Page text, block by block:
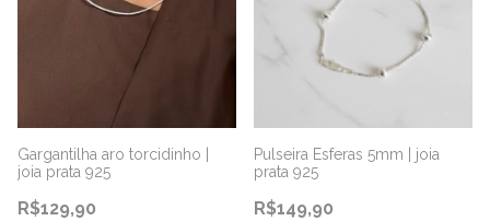
Gargantilha aro torcidinho |
joia prata 925
R$129,90
Pulseira Esferas 5mm | joia
prata 925
R$149,90